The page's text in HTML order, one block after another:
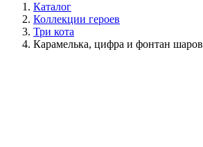
Каталог
Коллекции героев
Три кота
Карамелька, цифра и фонтан шаров